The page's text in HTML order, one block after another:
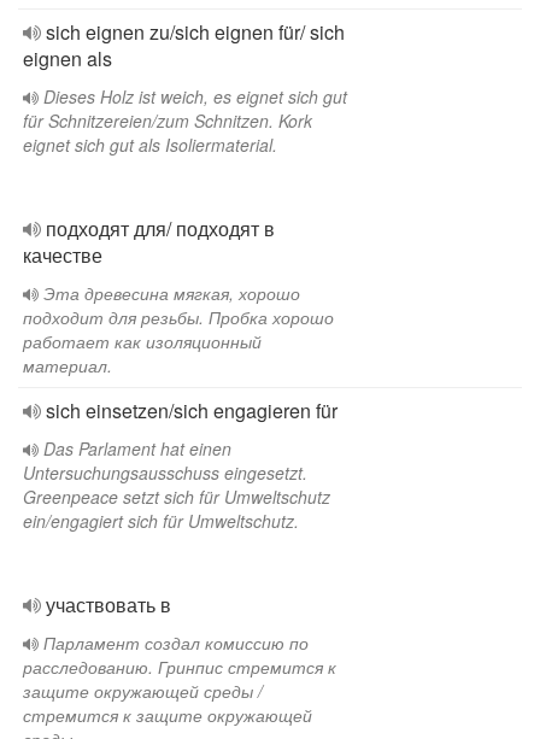
sich eignen zu/sich eignen für/ sich
eignen als
Dieses Holz ist weich, es eignet sich gut
für Schnitzereien/zum Schnitzen. Kork
eignet sich gut als Isoliermaterial.
подходят для/ подходят в
качестве
Эта древесина мягкая, хорошо
подходит для резьбы. Пробка хорошо
работает как изоляционный
материал.
sich einsetzen/sich engagieren für
Das Parlament hat einen
Untersuchungsausschuss eingesetzt.
Greenpeace setzt sich für Umweltschutz
ein/engagiert sich für Umweltschutz.
участвовать в
Парламент создал комиссию по
расследованию. Гринпис стремится к
защите окружающей среды /
стремится к защите окружающей